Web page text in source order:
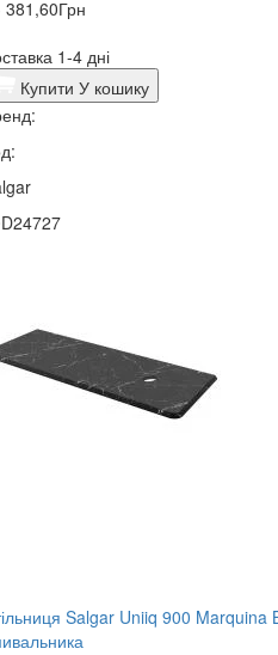
381,60Грн
1-4 дні
Купити У кошику
Salgar Uniiq 900 Marquina